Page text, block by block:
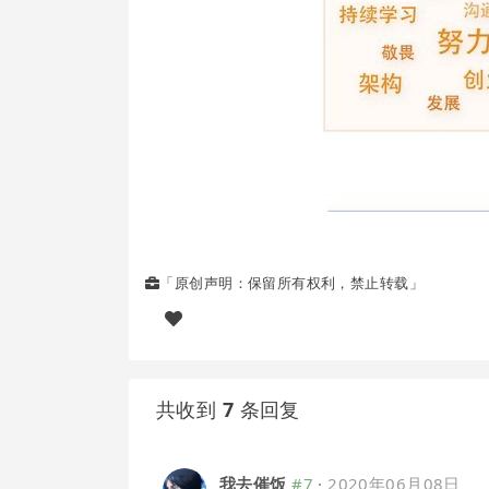
「原创声明：保留所有权利，禁止转载」
共收到 7 条回复
我去催饭 #7 · 2020年06月08日